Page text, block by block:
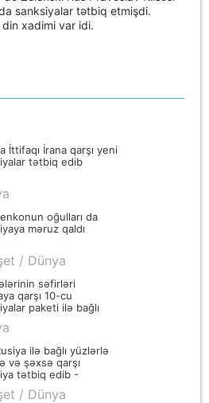
sanksiyalar tətbiq etmişdi.
din xadimi var idi.
İttifaqı İrana qarşı yeni
tətbiq edib
oğulları da
məruz qaldı
/ Dünya
səfirləri
qarşı 10-cu
paketi ilə bağlı
ilə bağlı yüzlərlə
və şəxsə qarşı
tətbiq edib -
/ Dünya